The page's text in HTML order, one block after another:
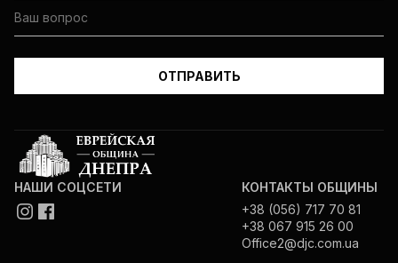
НАШИ СОЦСЕТИ
КОНТАКТЫ ОБЩИНЫ
+38 (056) 717 70 81
+38 067 915 26 00
Office2@djc.com.ua